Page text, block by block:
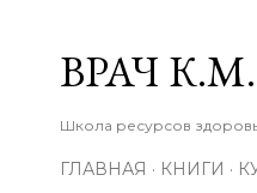
ВРАЧ
Школа ресурсов
ГЛАВНАЯ КНИГИ